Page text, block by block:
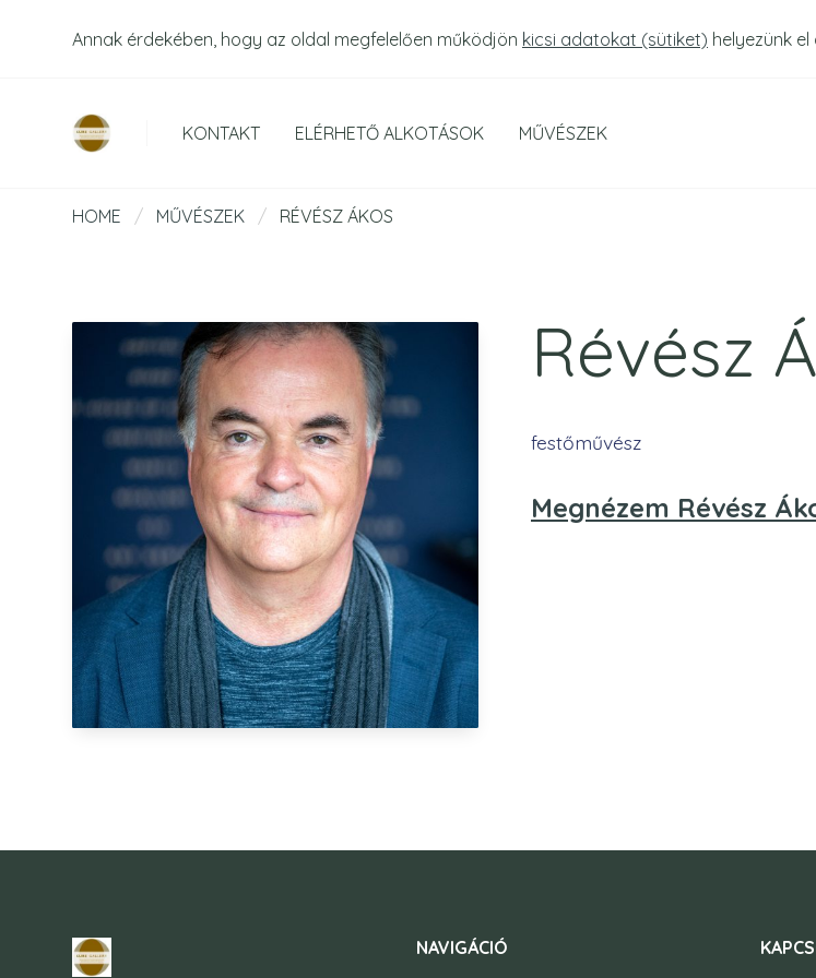
Annak érdekében, hogy az oldal megfelelően működjön kicsi adatokat (sütiket) helyezünk
KONTAKT ELÉRHETŐ ALKOTÁSOK MŰVÉSZEK
HOME / MŰVÉSZEK / RÉVÉSZ ÁKOS
Révész
festőművész
Megnézem Révész
NAVIGÁCIÓ